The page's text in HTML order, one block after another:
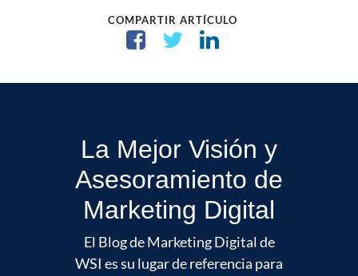
COMPARTIR ARTÍCULO
La Mejor Visión y
Asesoramiento de
Marketing Digital
El Blog de Marketing Digital de
WSI es su lugar de referencia para